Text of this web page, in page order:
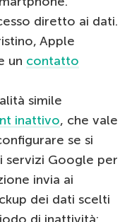
diretto ai dati.
Apple
un contatto
simile
inattivo, che vale
se si
servizi Google per
invia ai
dei dati scelti
di inattività: